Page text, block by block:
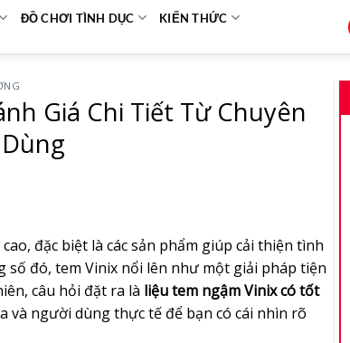
ĐỒ CHƠI TÌNH DỤC KIẾN THỨC
Giá Chi Tiết Từ Chuyên
đặc biệt là các sản phẩm giúp cải thiện tình
đó, tem Vinix nổi lên như một giải pháp tiện
câu hỏi đặt ra là liệu tem ngậm Vinix có tốt
và người dùng thực tế để bạn có cái nhìn rõ